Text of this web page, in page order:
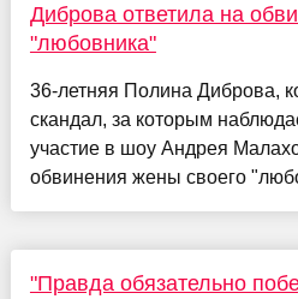
Диброва ответила на
"любовника"
36-летняя Полина Диброва,
скандал, за которым
участие в шоу Андрея
обвинения жены своего
"Правда обязательно